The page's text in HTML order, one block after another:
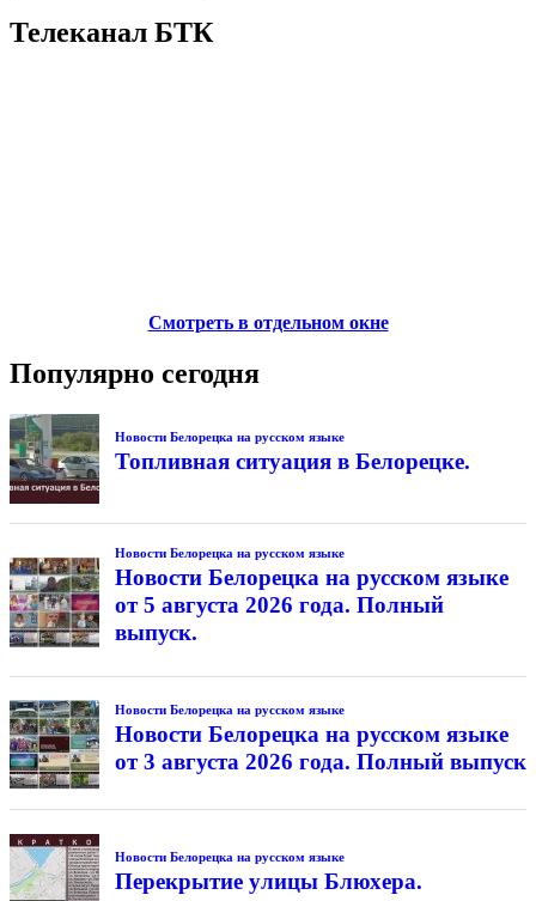
Телеканал БТК
Смотреть в отдельном окне
Популярно сегодня
Новости Белорецка на русском языке
Топливная ситуация в Белорецке.
Новости Белорецка на русском языке
Новости Белорецка на русском языке
от 5 августа 2026 года. Полный
выпуск.
Новости Белорецка на русском языке
Новости Белорецка на русском языке
от 3 августа 2026 года. Полный выпуск
Новости Белорецка на русском языке
Перекрытие улицы Блюхера.